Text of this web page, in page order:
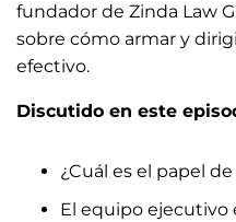
fundador de Zinda Law
sobre cómo armar y
efectivo.
Discutido en este
¿Cuál es el papel
El equipo ejecutivo